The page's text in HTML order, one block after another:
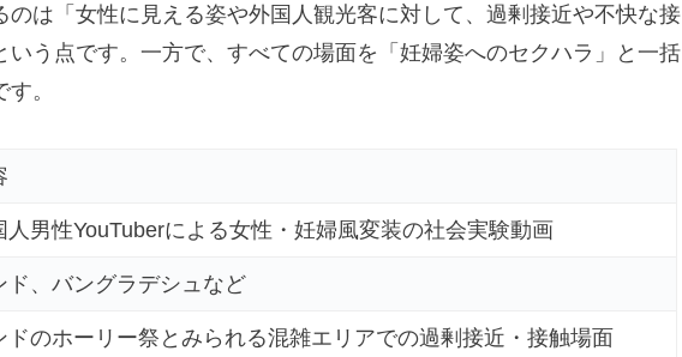
のは「女性に見える姿や外国人観光客に対して、過剰接近や不快な接
いう点です。一方で、すべての場面を「妊婦姿へのセクハラ」と一括
。
人男性YouTuberによる女性・妊婦風変装の社会実験動画
ド、バングラデシュなど
ドのホーリー祭とみられる混雑エリアでの過剰接近・接触場面